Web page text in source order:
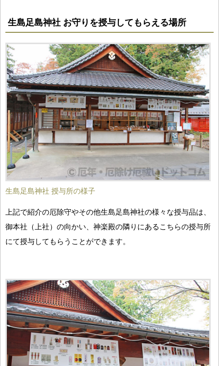
生島足島神社 お守りを授与してもらえる場所
生島足島神社 授与所の様子
上記で紹介の厄除守やその他生島足島神社の様々な授与品は、
御本社（上社）の向かい、神楽殿の隣りにあるこちらの授与所
にて授与してもらうことができます。